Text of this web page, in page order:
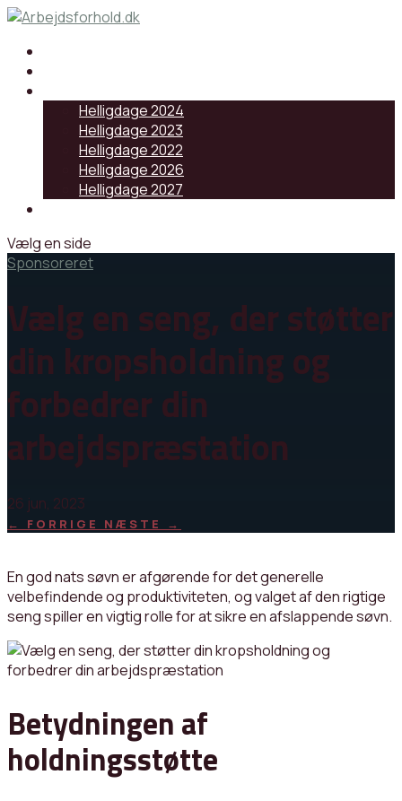
Helligdage 2024
Helligdage 2023
Helligdage 2022
Helligdage 2026
Helligdage 2027
Vælg en side
Sponsoreret
Vælg en seng, der støtter
din kropsholdning og
forbedrer din
arbejdspræstation
26 jun, 2023
← FORRIGE NÆSTE →
En god nats søvn er afgørende for det generelle
velbefindende og produktiviteten, og valget af den rigtige
seng spiller en vigtig rolle for at sikre en afslappende søvn.
Betydningen af
holdningsstøtte